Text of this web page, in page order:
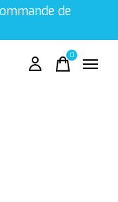
de
0items